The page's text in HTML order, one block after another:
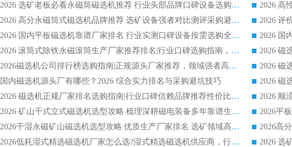
2026 选矿老板必看永磁筒磁选机推荐 行业头部品牌口碑设备选购全攻略
2026 高分永磁筒式磁选机品牌推荐 选矿设备强者对比测评采购避坑全攻略
2026 国内平板磁选机靠谱厂家排名 行业实测口碑设备按需选购全指南
2026 滚筒式除铁永磁滚筒生产厂家推荐排名|行业口碑选购指南，领域强者源头厂商精选
2026磁选机公司排行榜选购指南|正规源头厂家推荐，领域强者高性价比靠谱信赖品牌
2026 磁
国内磁选机源头厂有哪些？2026 综合实力排名与采购避坑技巧
2026 磁选机正规厂家排名选购指南|行业口碑信赖品牌推荐性价比高靠谱磁电企业
2026 矿山干式立式磁选机选型攻略 梳理深耕磁电装备多年靠谱生产厂商
2026干湿永磁矿山磁选机选型攻略 优质生产厂家排名 选矿领域高口碑品牌推荐指南
2026低耗湿式精​选磁选机厂家怎么选?湿式精选磁选机供应商，行业认可度较高生产厂家华体会手机网页版-华体会(中国) 全面解析